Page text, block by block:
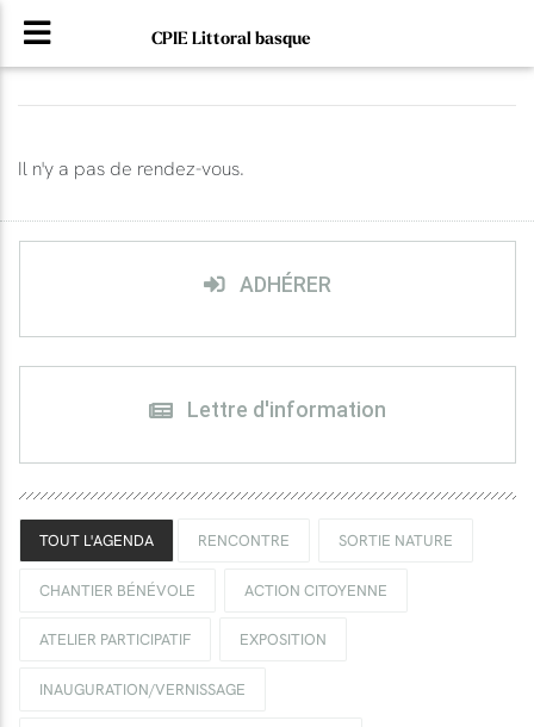
CPIE Littoral basque
Il n'y a pas de rendez-vous.
ADHÉRER
Lettre d'information
TOUT L'AGENDA RENCONTRE SORTIE NATURE
CHANTIER BÉNÉVOLE ACTION CITOYENNE
ATELIER PARTICIPATIF EXPOSITION
INAUGURATION/VERNISSAGE